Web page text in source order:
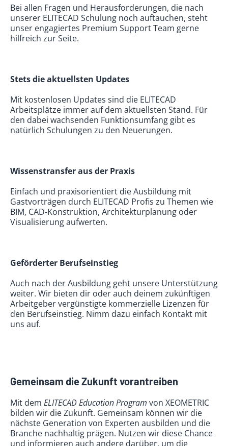
Bei allen Fragen und Herausforderungen, die nach
unserer ELITECAD Schulung noch auftauchen, steht
unser engagiertes Premium Support Team gerne
hilfreich zur Seite.
Stets die aktuellsten Updates
Mit kostenlosen Updates sind die ELITECAD
Arbeitsplätze immer auf dem aktuellsten Stand. Für
den dabei wachsenden Funktionsumfang gibt es
natürlich Schulungen zu den Neuerungen.
Wissenstransfer aus der Praxis
Einfach und praxisorientiert die Ausbildung mit
Gastvorträgen durch ELITECAD Profis zu Themen wie
BIM, CAD-Konstruktion, Architekturplanung oder
Visualisierung aufwerten.
Geförderter Berufseinstieg
Auch nach der Ausbildung geht unsere Unterstützung
weiter. Wir bieten dir oder auch deinem zukünftigen
Arbeitgeber vergünstigte kommerzielle Lizenzen für
den Berufseinstieg. Nimm dazu einfach Kontakt mit
uns auf.
Gemeinsam die Zukunft vorantreiben
Mit dem ELITECAD Education Program von XEOMETRIC
bilden wir die Zukunft. Gemeinsam können wir die
nächste Generation von Experten ausbilden und die
Branche nachhaltig prägen. Nutzen wir diese Chance
und informieren auch andere darüber, um die